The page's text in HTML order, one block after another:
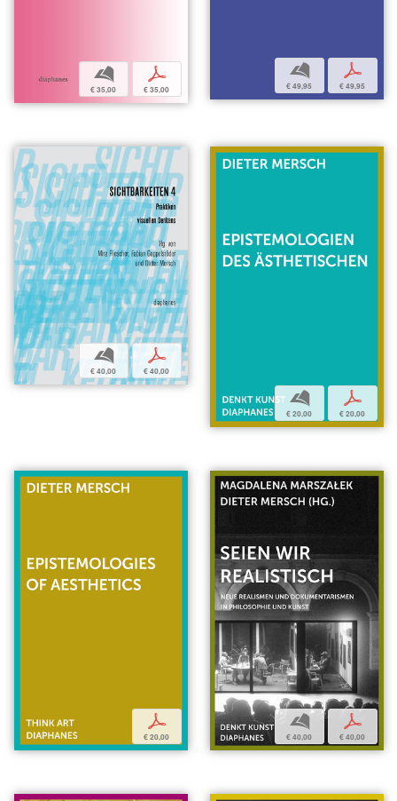
b
€ 35,00
p
€ 35,00
b
€ 49,95
p
€ 49,95
b
€ 40,00
p
€ 40,00
b
€ 20,00
p
€ 20,00
p
€ 20,00
b
€ 40,00
p
€ 40,00